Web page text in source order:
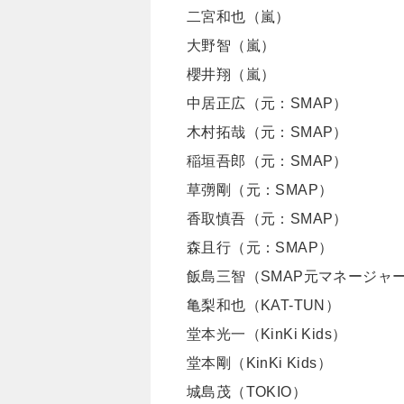
二宮和也（嵐）
大野智（嵐）
櫻井翔（嵐）
中居正広（元：SMAP）
木村拓哉（元：SMAP）
稲垣吾郎（元：SMAP）
草彅剛（元：SMAP）
香取慎吾（元：SMAP）
森且行（元：SMAP）
飯島三智（SMAP元マネージャ
亀梨和也（KAT-TUN）
堂本光一（KinKi Kids）
堂本剛（KinKi Kids）
城島茂（TOKIO）